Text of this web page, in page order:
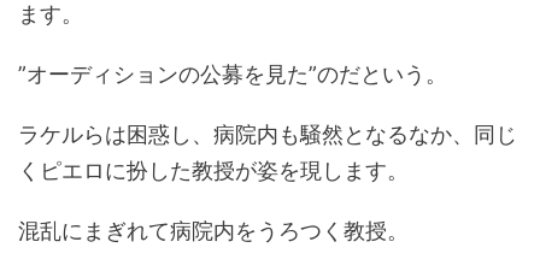
ます。
”オーディションの公募を見た”のだという。
ラケルらは困惑し、病院内も騒然となるなか、同じ
くピエロに扮した教授が姿を現します。
混乱にまぎれて病院内をうろつく教授。